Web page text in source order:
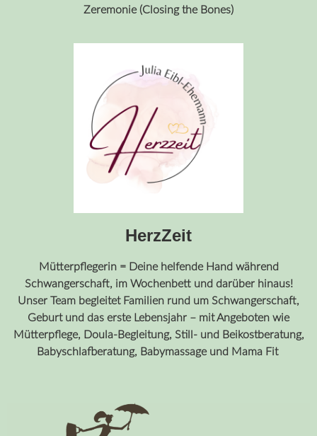
Zeremonie (Closing the Bones)
HerzZeit
Mütterpflegerin = Deine helfende Hand während
Schwangerschaft, im Wochenbett und darüber hinaus!
Unser Team begleitet Familien rund um Schwangerschaft,
Geburt und das erste Lebensjahr – mit Angeboten wie
Mütterpflege, Doula-Begleitung, Still- und Beikostberatung,
Babyschlafberatung, Babymassage und Mama Fit